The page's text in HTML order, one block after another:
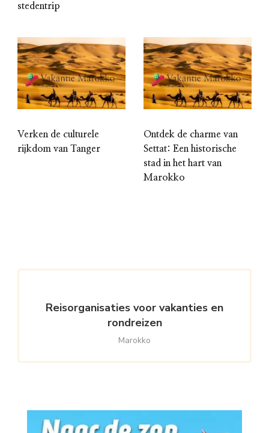
stedentrip
Verken de culturele
rijkdom van Tanger
Ontdek de charme van
Settat: Een historische
stad in het hart van
Marokko
Reisorganisaties voor vakanties en
rondreizen
Marokko